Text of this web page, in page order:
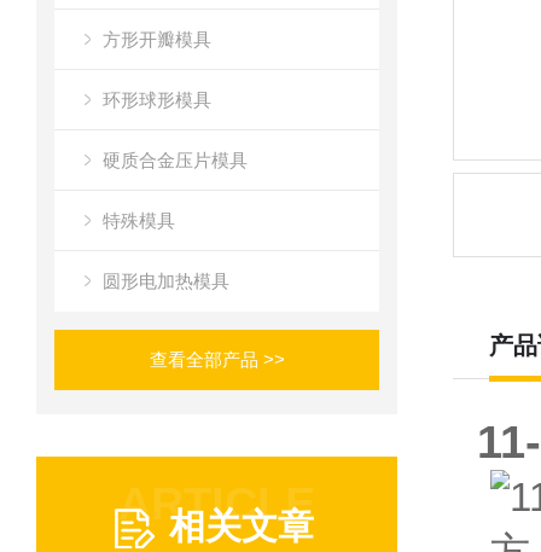
方形开瓣模具
环形球形模具
硬质合金压片模具
特殊模具
圆形电加热模具
查看全部产品 >>
ARTICLE
相关文章
产